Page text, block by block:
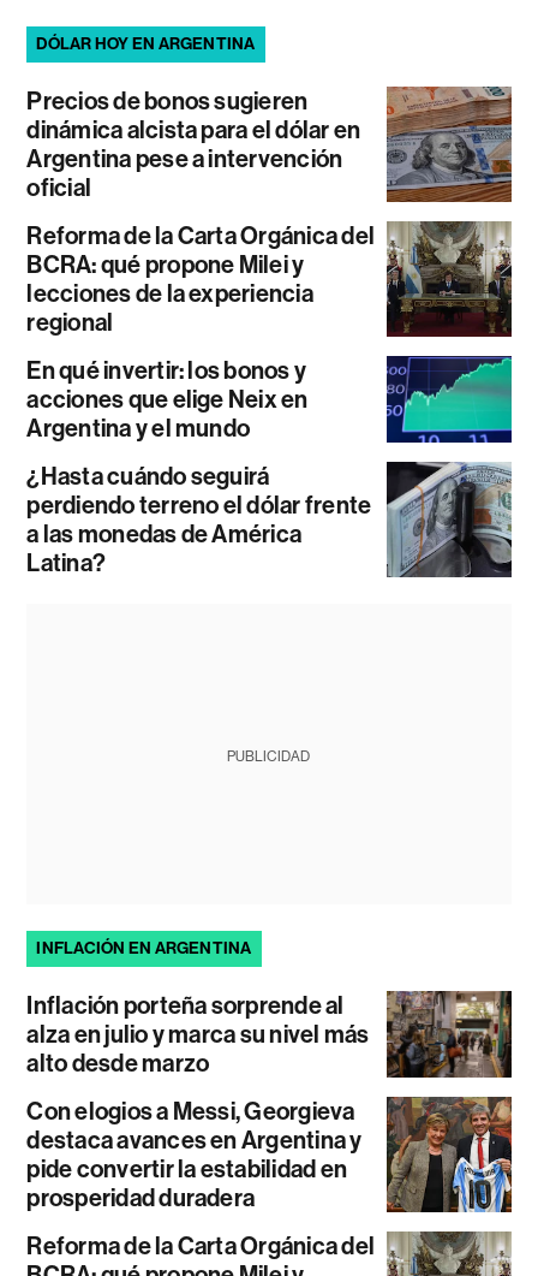
DÓLAR HOY EN ARGENTINA
Precios de bonos sugieren
dinámica alcista para el dólar en
Argentina pese a intervención
oficial
Reforma de la Carta Orgánica del
BCRA: qué propone Milei y
lecciones de la experiencia
regional
En qué invertir: los bonos y
acciones que elige Neix en
Argentina y el mundo
¿Hasta cuándo seguirá
perdiendo terreno el dólar frente
a las monedas de América
Latina?
PUBLICIDAD
INFLACIÓN EN ARGENTINA
Inflación porteña sorprende al
alza en julio y marca su nivel más
alto desde marzo
Con elogios a Messi, Georgieva
destaca avances en Argentina y
pide convertir la estabilidad en
prosperidad duradera
Reforma de la Carta Orgánica del